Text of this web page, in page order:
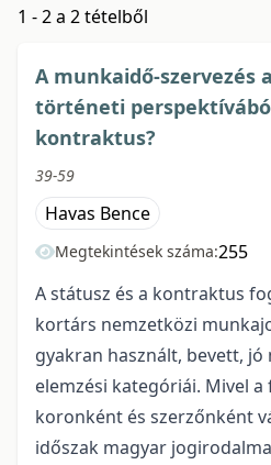
1 - 2 a 2 tételből
A munkaidő-szervezés
történeti
kontraktus?
39-59
Havas Bence
Megtekintések száma:255
A státusz és a kontraktus
kortárs nemzetközi
gyakran használt, bevett,
elemzési kategóriái. Mivel
koronként és szerzőnként
időszak magyar